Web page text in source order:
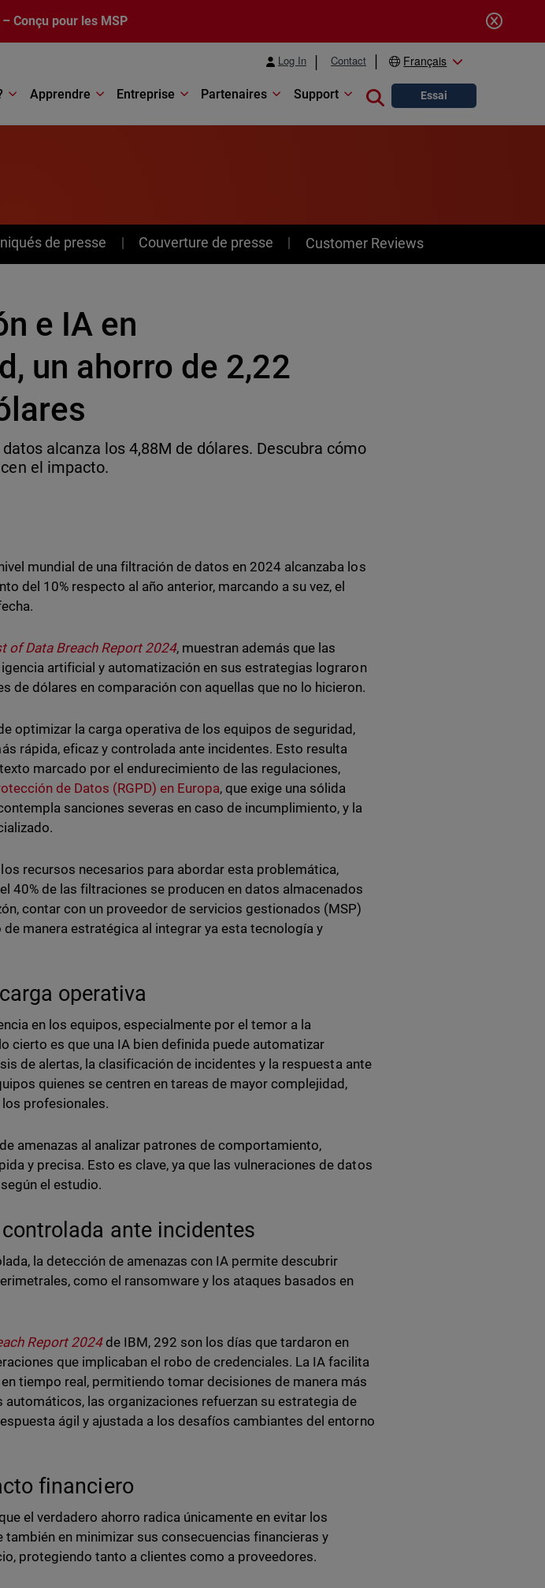
– Conçu pour les MSP
Log In Contact Français
Apprendre Entreprise Partenaires Support Close search
Essai
de presse Couverture de presse Customer Reviews
e IA en
un ahorro de 2,22
alcanza los 4,88M de dólares. Descubra cómo
el impacto.
mundial de una filtración de datos en 2024 alcanzaba los
del 10% respecto al año anterior, marcando a su vez, el
of Data Breach Report 2024, muestran además que las
artificial y automatización en sus estrategias lograron
de dólares en comparación con aquellas que no lo hicieron.
optimizar la carga operativa de los equipos de seguridad,
rápida, eficaz y controlada ante incidentes. Esto resulta
marcado por el endurecimiento de las regulaciones,
de Datos (RGPD) en Europa, que exige una sólida
sanciones severas en caso de incumplimiento, y la
recursos necesarios para abordar esta problemática,
40% de las filtraciones se producen en datos almacenados
contar con un proveedor de servicios gestionados (MSP)
manera estratégica al integrar ya esta tecnología y
operativa
en los equipos, especialmente por el temor a la
cierto es que una IA bien definida puede automatizar
de alertas, la clasificación de incidentes y la respuesta ante
quienes se centren en tareas de mayor complejidad,
profesionales.
amenazas al analizar patrones de comportamiento,
y precisa. Esto es clave, ya que las vulneraciones de datos
el estudio.
ante incidentes
la detección de amenazas con IA permite descubrir
como el ransomware y los ataques basados en
Report 2024de IBM, 292 son los días que tardaron en
que implicaban el robo de credenciales. La IA facilita
tiempo real, permitiendo tomar decisiones de manera más
las organizaciones refuerzan su estrategia de
ágil y ajustada a los desafíos cambiantes del entorno
financiero
el verdadero ahorro radica únicamente en evitar los
también en minimizar sus consecuencias financieras y
protegiendo tanto a clientes como a proveedores.